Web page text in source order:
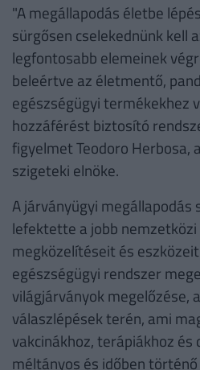
"A megállapodás életbe
sürgősen cselekednünk kell
legfontosabb elemeinek
beleértve az életmentő,
egészségügyi termékekhez
hozzáférést biztosító
figyelmet Teodoro Herbosa,
szigeteki elnöke.
A járványügyi
lefektette a jobb
megközelítéseit és
egészségügyi rendszer
világjárványok megelőzése,
válaszlépések terén, ami
vakcinákhoz, terápiákhoz
méltányos és időben